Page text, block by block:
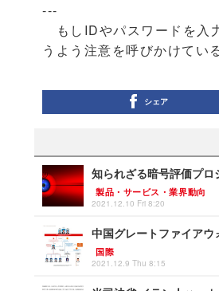
---
もしIDやパスワードを入
うよう注意を呼びかけている
シェア
知られざる暗号評価プロ
製品・サービス・業界動向
2021.12.10 Fri 8:20
中国グレートファイアウ
国際
2021.12.9 Thu 8:15